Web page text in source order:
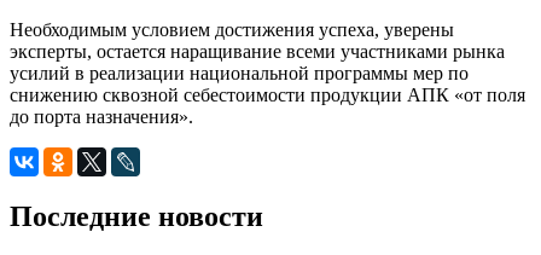
Необходимым условием достижения успеха, уверены
эксперты, остается наращивание всеми участниками рынка
усилий в реализации национальной программы мер по
снижению сквозной себестоимости продукции АПК «от поля
до порта назначения».
Последние новости